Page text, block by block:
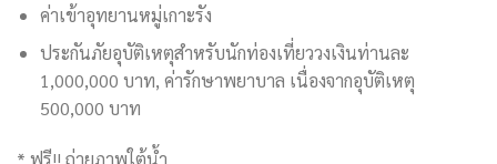
ค่าเข้าอุทยานหมู่เกาะรัง
ประกันภัยอุบัติเหตุสำหรับนักท่องเที่ยววงเงินท่านละ
1,000,000 บาท, ค่ารักษาพยาบาล เนื่องจากอุบัติเหตุ
500,000 บาท
* ฟรี!! ถ่ายภาพใต้น้ำ